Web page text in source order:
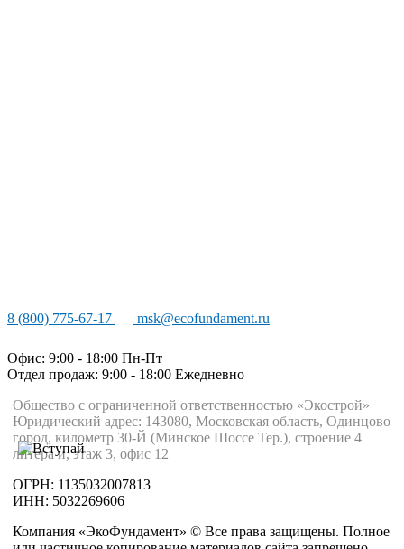
8 (800) 775-67-17 msk@ecofundament.ru
Офис: 9:00 - 18:00 Пн-Пт
Отдел продаж: 9:00 - 18:00 Ежедневно
Общество с ограниченной ответственностью «Экострой»
Юридический адрес: 143080, Московская область, Одинцово
город, километр 30-Й (Минское Шоссе Тер.), строение 4
литера и, этаж 3, офис 12
ОГРН: 1135032007813
ИНН: 5032269606
Компания «ЭкоФундамент» © Все права защищены. Полное